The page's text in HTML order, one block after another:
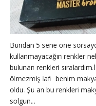
Bundan 5 sene öne
kullanmayacağın renkler
bulunan renkleri
ölmezmiş lafı benim
oldu. Şu an bu renkleri
solgun...